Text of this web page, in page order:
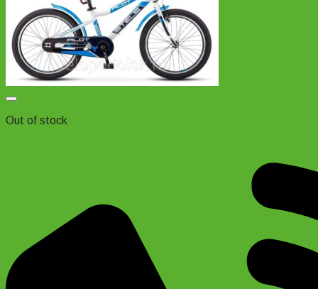
Out of stock